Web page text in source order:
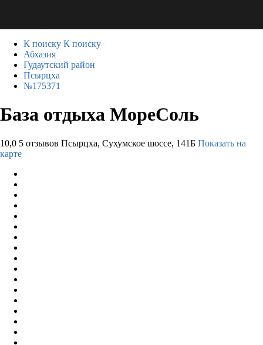
К поиску К поиску
Абхазия
Гудаутский район
Псырцха
№175371
База отдыха МореСоль
10,0 5 отзывов Псырцха, Сухумское шоссе, 141Б Показать на
карте